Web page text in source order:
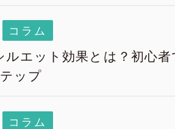
コラム
ルエット効果とは？初心
ップ
コラム